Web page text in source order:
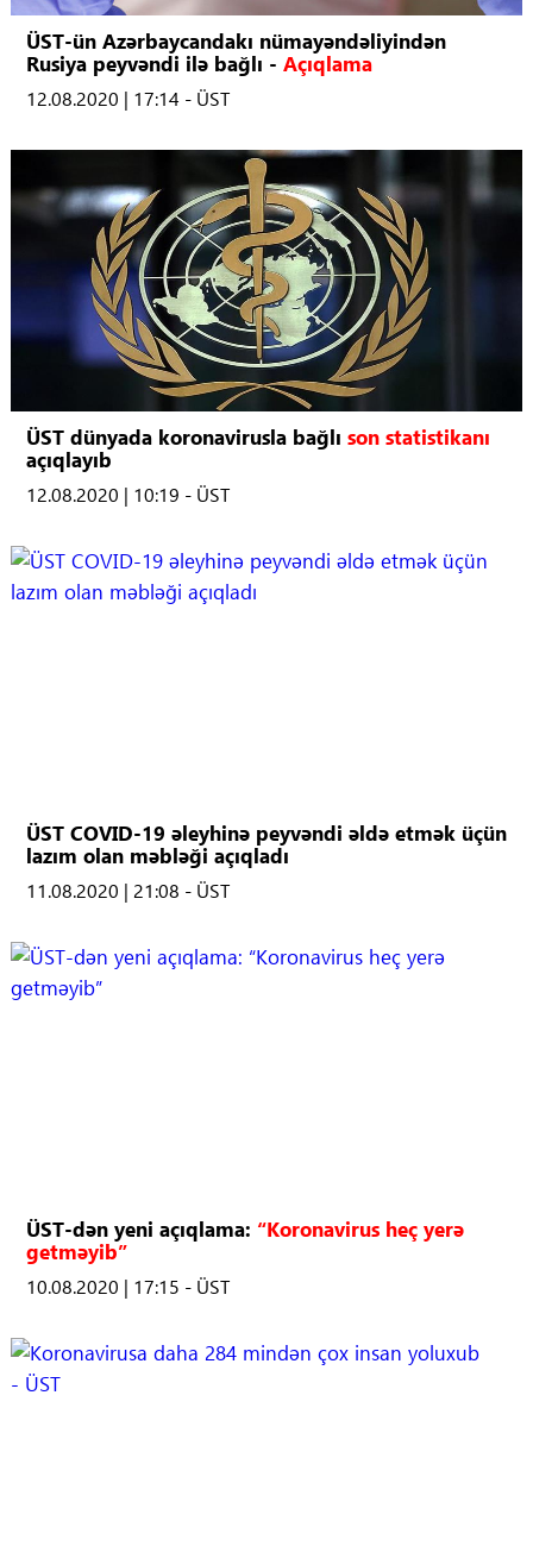
ÜST-ün Azərbaycandakı nümayəndəliyindən
Rusiya peyvəndi ilə bağlı - Açıqlama
12.08.2020 | 17:14 - ÜST
ÜST dünyada koronavirusla bağlı son statistikanı
açıqlayıb
12.08.2020 | 10:19 - ÜST
ÜST COVID-19 əleyhinə peyvəndi əldə etmək üçün
lazım olan məbləği açıqladı
11.08.2020 | 21:08 - ÜST
ÜST-dən yeni açıqlama: “Koronavirus heç yerə
getməyib”
10.08.2020 | 17:15 - ÜST